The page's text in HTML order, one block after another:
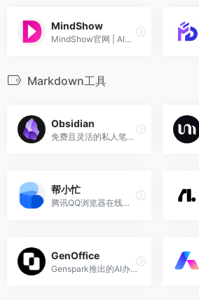
MindShow
MindShow官网 | AI生成PPT，快速演示你的想法
Markdown工具
Obsidian
免费且灵活的私人笔记应用，你的第二大脑
帮小忙
腾讯QQ浏览器在线工具箱平台
GenOffice
Genspark推出的AI办公套件，开源、免费、无广告